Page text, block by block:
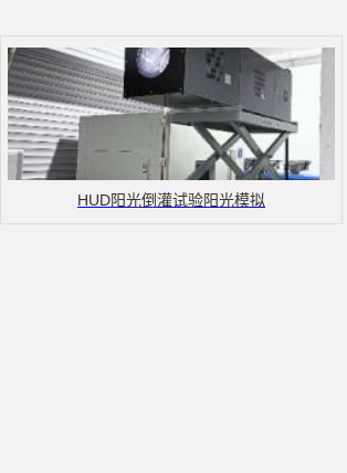
HUD阳光倒灌试验阳光模拟